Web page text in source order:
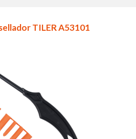
TILER A53101